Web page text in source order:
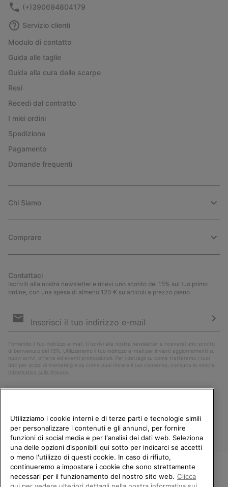
(+)390694804179
Servizio clienti
Modulo di contatto
Guida alle taglie
Guida alla cura delle scarpe
Resi
Recedi dal contratto
I miei ordini
Spedizione
Pagamento
Domande frequenti
Chi Siamo
Comprare
Contattaci
Iscriviti alla nostra newsletter e ricevi uno sconto del 15% sul tuo primo
ordine, con una spesa di almeno 120 € su articoli a prezzo pieno.
e-
Fornendo il tuo indirizzo e-mail, ti iscrivi alla nostra newsletter e riceverai uno sconto
di benvenuto del 15%. Utilizzeremo il tuo indirizzo e-mail per inviarti aggiornamenti su
nuovi arrivi, offerte ed eventi promozionali. Per i dettagli su come tratteremo i tuoi
dati per scopi di marketing e su come puoi ritirare il tuo consenso, consulta la nostra
Informativa sulla Privacy
Italia
BENVENUTO/A IN SOREL.
Utilizziamo i cookie interni e di terze parti e tecnologie simili
per personalizzare i contenuti e gli annunci, per fornire
funzioni di social media e per l'analisi dei dati web. Seleziona
una delle opzioni disponibili qui sotto per indicarci se accetti
o meno l'utilizzo di questi cookie. In caso di rifiuto,
continueremo a impostare i cookie che sono strettamente
necessari per il funzionamento del nostro sito web. Clicca